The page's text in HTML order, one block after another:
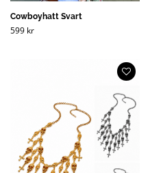
Cowboyhatt Svart
599 kr